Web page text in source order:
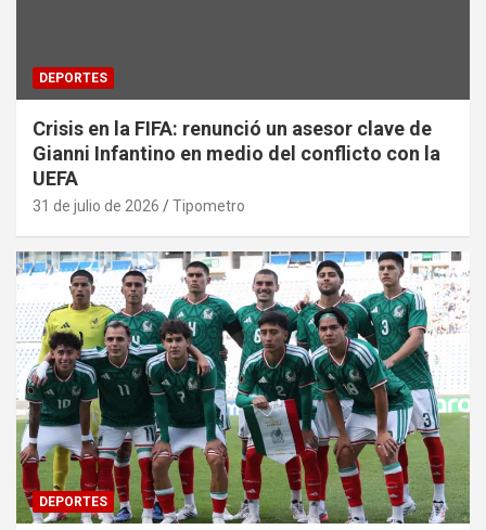
DEPORTES
Crisis en la FIFA: renunció un asesor clave de
Gianni Infantino en medio del conflicto con la
UEFA
31 de julio de 2026 Tipometro
DEPORTES